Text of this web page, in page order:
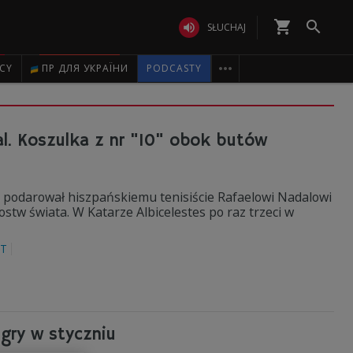
 SŁUCHAJ shopping_cart 
ПР ДЛЯ УКРАЇНИ PODCASTY 
Koszulka z nr "10" obok butów
hiszpańskiemu tenisiście Rafaelowi Nadalowi
świata. W Katarze Albicelestes po raz trzeci w
w styczniu